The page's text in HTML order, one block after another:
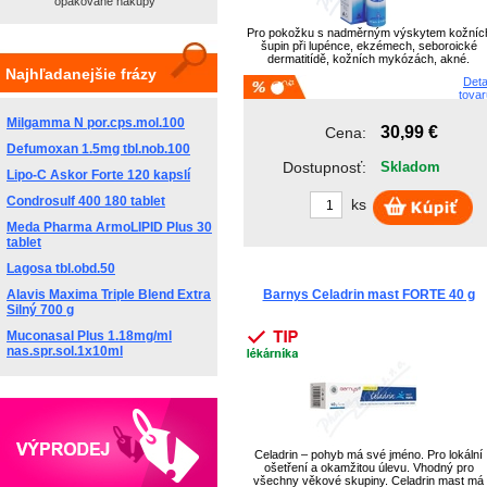
AVEPHARMA, s....
AVEPHARMA, s....
AVICENNA
B.Braun Medic...
Barnys
BAUSCH & LOMB
Bausch & Lomb...
Bausch Health...
BAYER s.r.o.
BEIERSDORF
Benq-Material...
Berlin - Chem...
Pro pokožku s nadměrným výskytem
šupin při lupénce, ekzémech, seboroické
dermatitídě, kožních mykózách, akné.
Cena: 30,99 €
Dostupnosť: Skladom
ks
Barnys Celadrin mast FORTE 40 g
Celadrin – pohyb má své jméno. Pro lokální
ošetření a okamžitou úlevu. Vhodný pro
všechny věkové skupiny. Celadrin mast má
Najhľadanejšie frázy
Milgamma N por.cps.mol.100
Defumoxan 1.5mg tbl.nob.100
Lipo-C Askor Forte 120 kapslí
Condrosulf 400 180 tablet
Meda Pharma ArmoLIPID Plus 30
tablet
Lagosa tbl.obd.50
Alavis Maxima Triple Blend Extra
Silný 700 g
Muconasal Plus 1.18mg/ml
nas.spr.sol.1x10ml